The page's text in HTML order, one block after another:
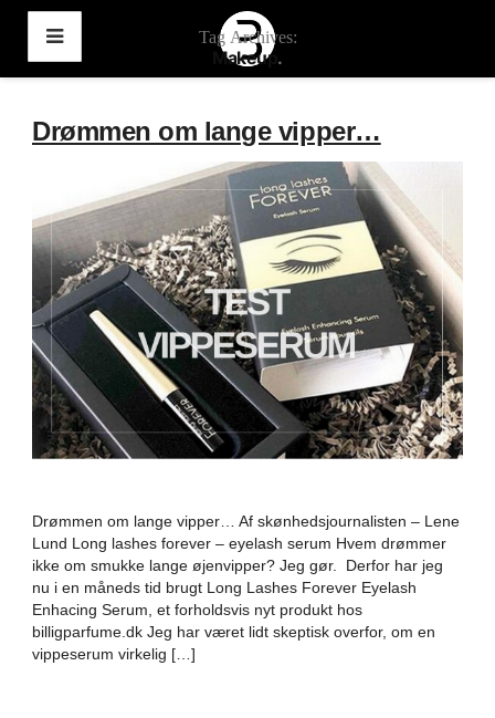
Videre
indhold
Tag Archives:
Makeup
Drømmen om lange vipper…
Drømmen om lange vipper… Af skønhedsjournalisten – Lene
Lund Long lashes forever – eyelash serum Hvem drømmer
ikke om smukke lange øjenvipper? Jeg gør. Derfor har jeg
nu i en måneds tid brugt Long Lashes Forever Eyelash
Enhacing Serum, et forholdsvis nyt produkt hos
billigparfume.dk Jeg har været lidt skeptisk overfor, om en
vippeserum virkelig […]